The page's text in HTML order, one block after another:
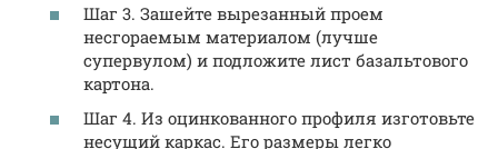
Шаг 3. Зашейте вырезанный проем
несгораемым материалом (лучше
супервулом) и подложите лист базальтового
картона.
Шаг 4. Из оцинкованного профиля изготовьте
несущий каркас. Его размеры легко